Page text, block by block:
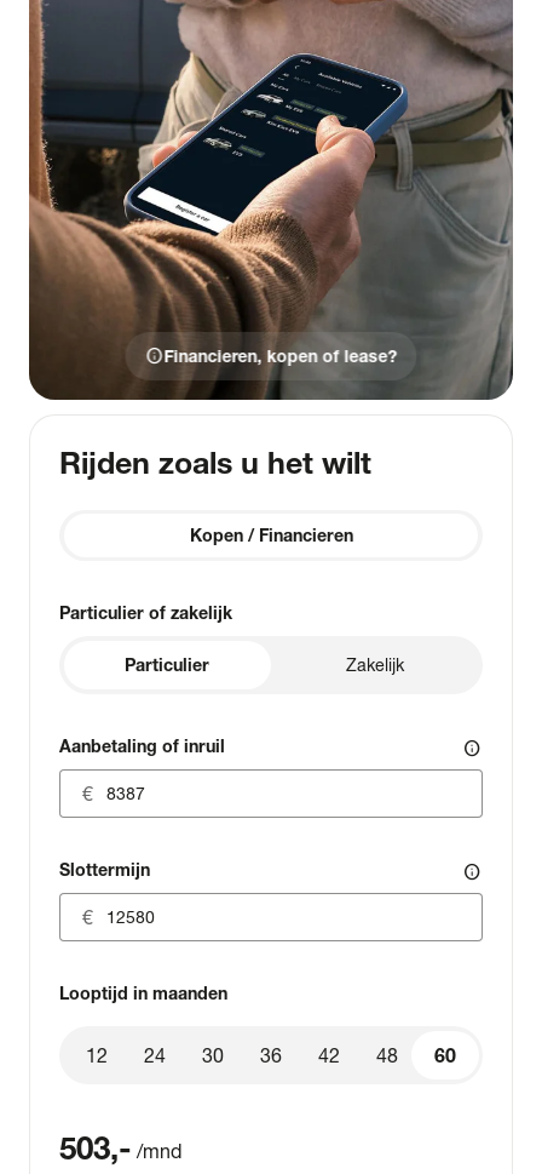
infoFinancieren, kopen of lease?
Rijden zoals u het wilt
Kopen / Financieren
Particulier of zakelijk
Particulier Zakelijk
Aanbetaling of inruil info
Slottermijn info
Looptijd in maanden
60
12 24 30 36 42 48 60
503,- /mnd